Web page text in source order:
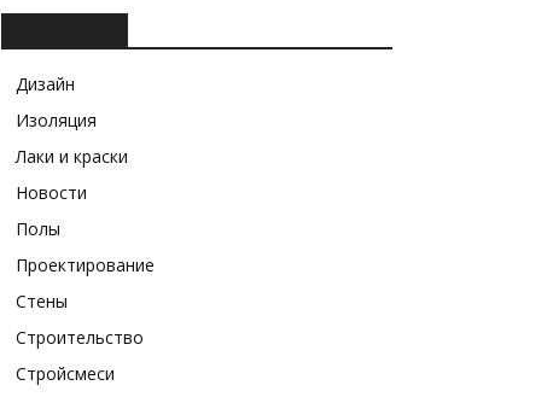
Дизайн
Изоляция
Лаки и краски
Новости
Полы
Проектирование
Стены
Строительство
Стройсмеси